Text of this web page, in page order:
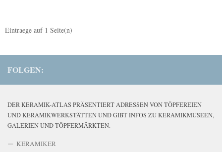
Eintraege auf 1 Seite(n)
FOLGEN:
DER KERAMIK-ATLAS PRÄSENTIERT ADRESSEN VON TÖPFEREIEN
UND KERAMIKWERKSTÄTTEN UND GIBT INFOS ZU KERAMIKMUSEEN,
GALERIEN UND TÖPFERMÄRKTEN.
KERAMIKER